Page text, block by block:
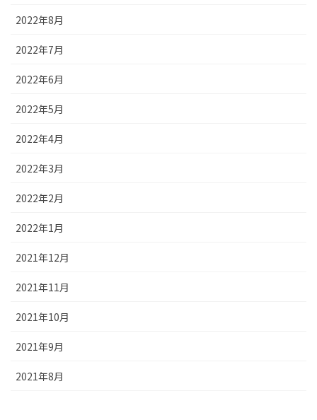
2022年8月
2022年7月
2022年6月
2022年5月
2022年4月
2022年3月
2022年2月
2022年1月
2021年12月
2021年11月
2021年10月
2021年9月
2021年8月